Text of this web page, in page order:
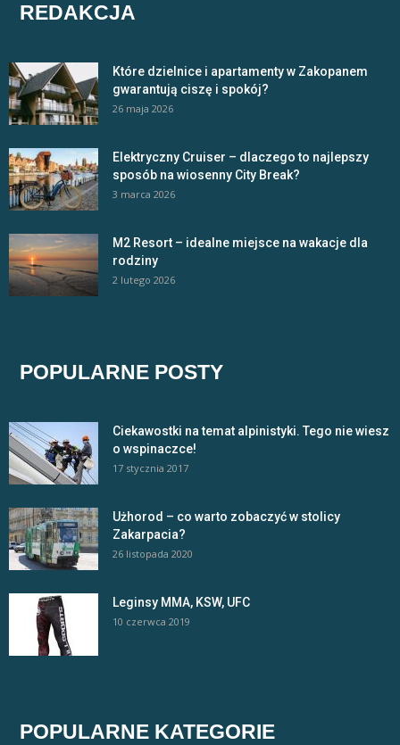
REDAKCJA
Które dzielnice i apartamenty w Zakopanem
gwarantują ciszę i spokój?
26 maja 2026
Elektryczny Cruiser – dlaczego to najlepszy
sposób na wiosenny City Break?
3 marca 2026
M2 Resort – idealne miejsce na wakacje dla
rodziny
2 lutego 2026
POPULARNE POSTY
Ciekawostki na temat alpinistyki. Tego nie wiesz
o wspinaczce!
17 stycznia 2017
Użhorod – co warto zobaczyć w stolicy
Zakarpacia?
26 listopada 2020
Leginsy MMA, KSW, UFC
10 czerwca 2019
POPULARNE KATEGORIE